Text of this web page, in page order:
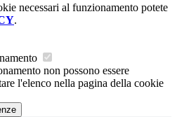
necessari al funzionamento potete
.
non possono essere
l'elenco nella pagina della cookie